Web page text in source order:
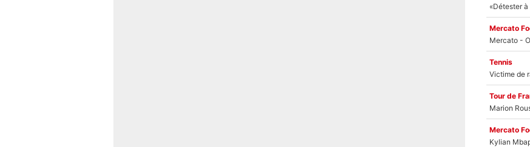
Mercato
Tennis
Tour de
Marion
Mercato
Kylian